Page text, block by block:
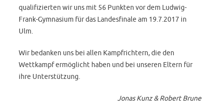
qualifizierten wir uns mit 56 Punkten vor dem Ludwig-
Frank-Gymnasium für das Landesfinale am 19.7.2017 in
Ulm.
Wir bedanken uns bei allen Kampfrichtern, die den
Wettkampf ermöglicht haben und bei unseren Eltern für
ihre Unterstützung.
Jonas Kunz & Robert Brune